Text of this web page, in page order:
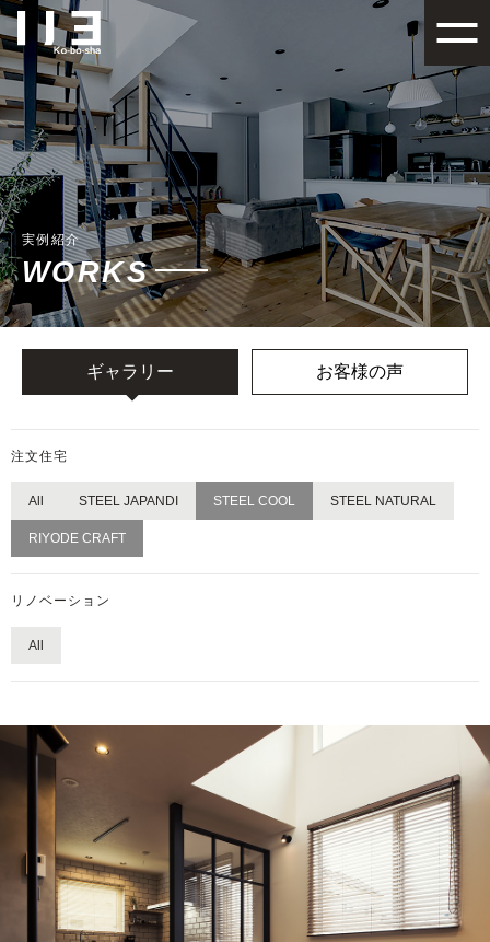
札幌でデザイン性の高い注文
実例紹介
WORKS
ギャラリー お客様の声
注文住宅
All STEEL JAPANDI STEEL COOL STEEL NATURAL
RIYODE CRAFT
リノベーション
All